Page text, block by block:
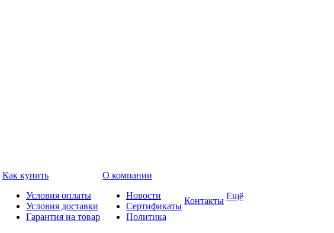
Как купить
Условия оплаты
Условия доставки
Гарантия на товар
О компании
Новости
Сертификаты
Политика
Контакты Ещё